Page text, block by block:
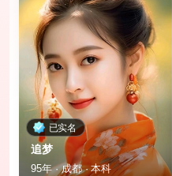
已实名
追梦
95年 · 成都 · 本科